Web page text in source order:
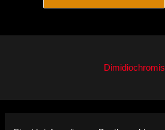
Dimidiochromis